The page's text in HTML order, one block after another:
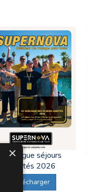
Catalogue séjours
adaptés 2026
Télécharger
×